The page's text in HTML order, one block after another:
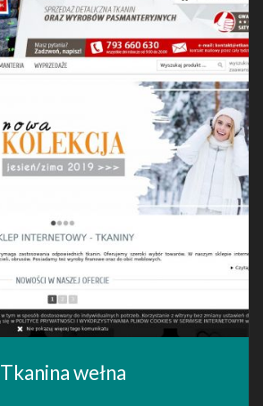
Tkanina wełna